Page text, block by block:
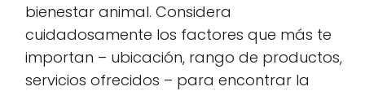
bienestar animal. Considera
cuidadosamente los factores que más te
importan – ubicación, rango de productos,
servicios ofrecidos – para encontrar la